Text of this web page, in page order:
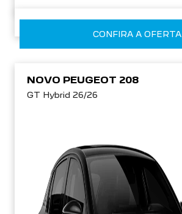
CONFIRA A OFERTA
NOVO PEUGEOT 208
GT Hybrid 26/26